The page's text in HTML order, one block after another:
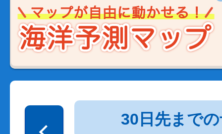
30日先まで